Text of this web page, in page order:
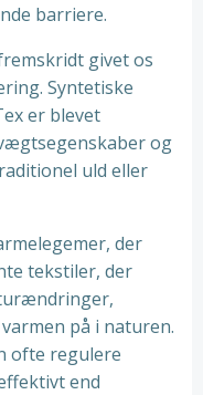
barriere.
givet os
Syntetiske
er blevet
og
uld eller
der
tekstiler, der
på i naturen.
ofte regulere
end